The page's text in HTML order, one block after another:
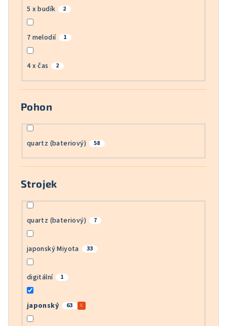
5 x budík 2
7 melodií 1
4 x čas 2
Pohon
quartz (bateriový) 58
Strojek
quartz (bateriový) 7
japonský Miyota 33
digitální 1
japonský 63